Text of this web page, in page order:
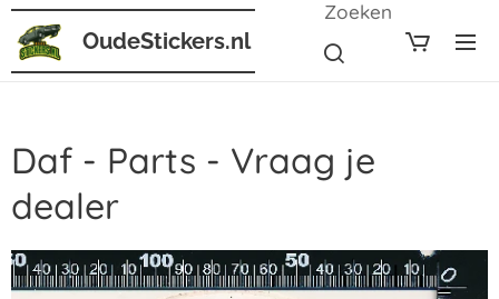
OudeStickers.nl
Zoeken
Daf - Parts - Vraag je
dealer